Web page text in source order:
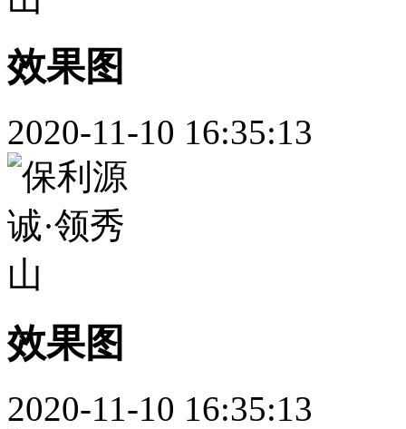
效果图
2020-11-10 16:35:13
效果图
2020-11-10 16:35:13